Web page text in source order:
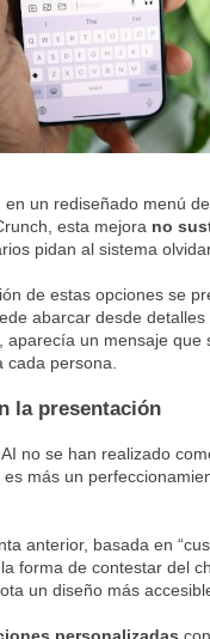
en un rediseñado menú
esta mejora no
pidan al sistema
de estas opciones se
abarcar desde
aparecía un mensaje
cada persona.
la presentación
no se han realizado
es más un
anterior, basada en
forma de contestar del
un diseño más